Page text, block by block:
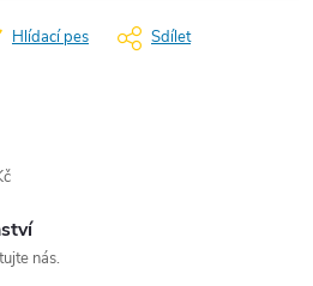
Hlídací pes Sdílet
nás.